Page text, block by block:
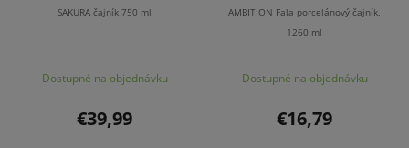
SAKURA čajník 750 ml
Dostupné na objednávku
€39,99
AMBITION Fala porcelánový čajník,
1260 ml
Dostupné na objednávku
€16,79